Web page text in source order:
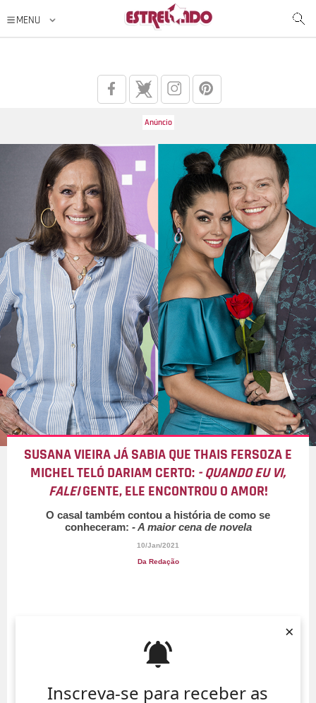
Inscreva-se para receber as
×
SUSANA VIEIRA JÁ SABIA QUE THAIS FERSOZA E
MICHEL TELÓ DARIAM CERTO: - QUANDO EU VI,
FALEIGENTE, ELE ENCONTROU O AMOR!
O casal também contou a história de como se
conheceram: - A maior cena de novela
10/Jan/2021
Da Redação